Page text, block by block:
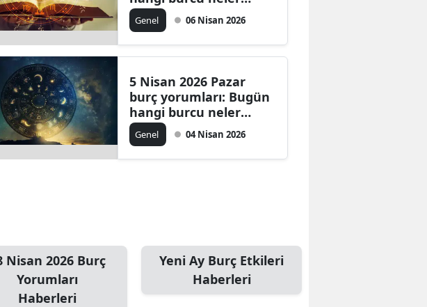
bekliyor?
Genel 06 Nisan 2026
5 Nisan 2026 Pazar
burç yorumları: Bugün
hangi burcu neler
bekliyor?
Genel 04 Nisan 2026
Nisan 2026 Burç
Yorumları
Haberleri
Yeni Ay Burç Etkileri
Haberleri